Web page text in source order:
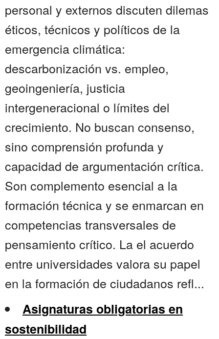
personal y externos discuten dilemas
éticos, técnicos y políticos de la
emergencia climática:
descarbonización vs. empleo,
geoingeniería, justicia
intergeneracional o límites del
crecimiento. No buscan consenso,
sino comprensión profunda y
capacidad de argumentación crítica.
Son complemento esencial a la
formación técnica y se enmarcan en
competencias transversales de
pensamiento crítico. La el acuerdo
entre universidades valora su papel
en la formación de ciudadanos refl...
Asignaturas obligatorias en
sostenibilidad